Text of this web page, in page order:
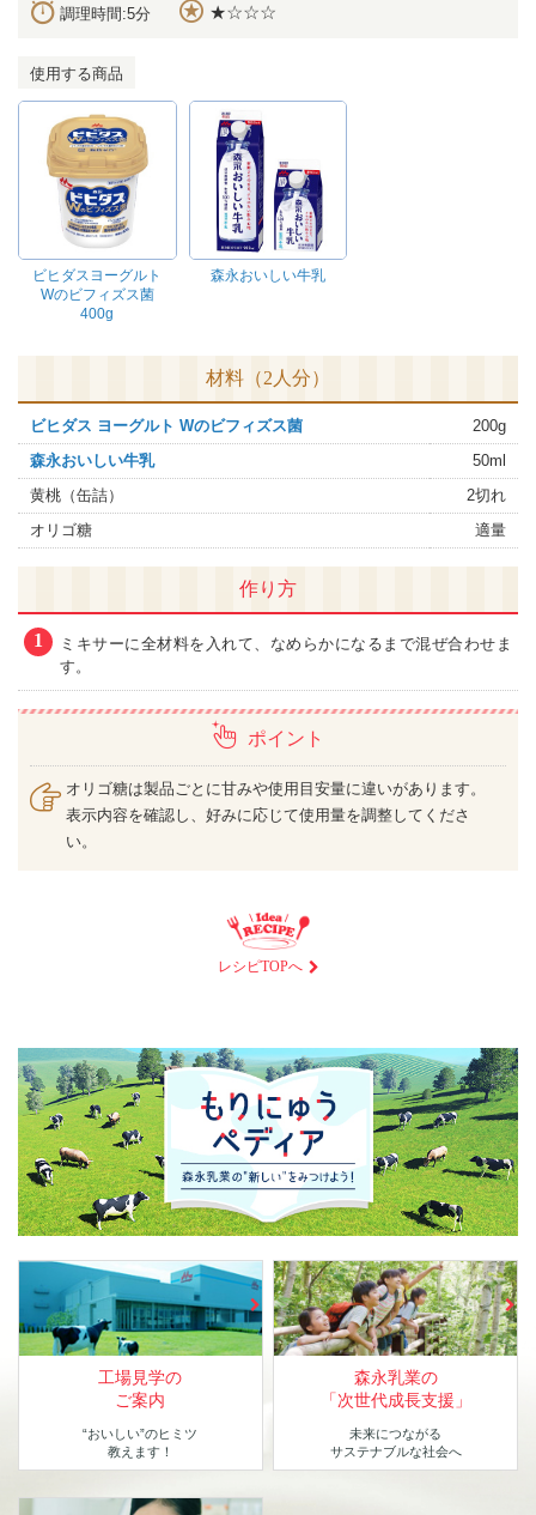
調理時間:5分 ★☆☆☆
使用する商品
ビヒダスヨーグルト
Wのビフィズス菌
400g
森永おいしい牛乳
材料（2人分）
ビヒダス ヨーグルト Wのビフィズス菌
200g
森永おいしい牛乳
50ml
黄桃（缶詰）
2切れ
オリゴ糖
適量
作り方
1
ミキサーに全材料を入れて、なめらかになるまで混ぜ合わせま
す。
ポイント
オリゴ糖は製品ごとに甘みや使用目安量に違いがあります。
表示内容を確認し、好みに応じて使用量を調整してくださ
い。
レシピTOPへ
工場見学の
ご案内
“おいしい”のヒミツ
教えます！
森永乳業の
「次世代成長支援」
未来につながる
サステナブルな社会へ